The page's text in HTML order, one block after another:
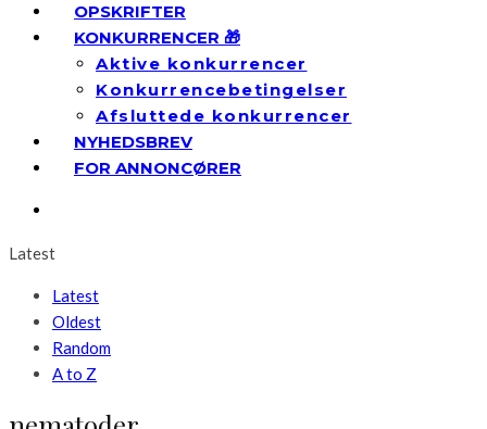
OPSKRIFTER
KONKURRENCER 🎁
Aktive konkurrencer
Konkurrencebetingelser
Afsluttede konkurrencer
NYHEDSBREV
FOR ANNONCØRER
Latest
Latest
Oldest
Random
A to Z